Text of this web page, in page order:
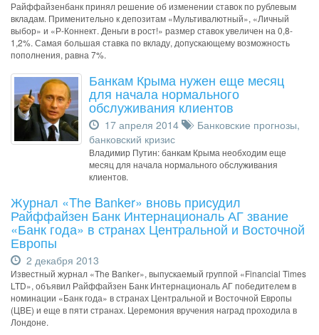
Райффайзенбанк принял решение об изменении ставок по рублевым
вкладам. Применительно к депозитам «Мультивалютный», «Личный
выбор» и «Р-Коннект. Деньги в рост!» размер ставок увеличен на 0,8-
1,2%. Самая большая ставка по вкладу, допускающему возможность
пополнения, равна 7%.
Банкам Крыма нужен еще месяц
для начала нормального
обслуживания клиентов
17 апреля 2014 Банковские прогнозы,
банковский кризис
Владимир Путин: банкам Крыма необходим еще
месяц для начала нормального обслуживания
клиентов.
Журнал «The Banker» вновь присудил
Райффайзен Банк Интернациональ АГ звание
«Банк года» в странах Центральной и Восточной
Европы
2 декабря 2013
Известный журнал «The Banker», выпускаемый группой «Financial Times
LTD», объявил Райффайзен Банк Интернациональ АГ победителем в
номинации «Банк года» в странах Центральной и Восточной Европы
(ЦВЕ) и еще в пяти странах. Церемония вручения наград проходила в
Лондоне.